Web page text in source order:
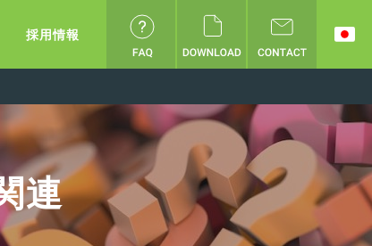
採用情報
連